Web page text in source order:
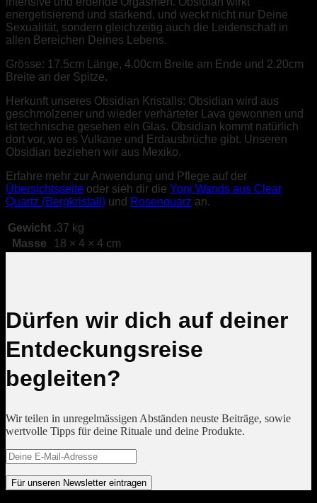
energetisierend und stärkend, und weckt nicht nur Deine
Sexualität, sondern gleichzeitig auch die Leidenschaft in
allen Bereichen Deines Lebens.
Grösse: 17.5cm Länge, 4.00cm Breite am Ende und 2.20cm
Breite an der Spitze.
Herkunft unseres Obsidian Kristalls: Obsidian wird aus
geschmolzener und wieder verhärteter Lava gewonnen und
ist technische gesehen ein Glas. Obsidian kommt natürlich
dort vor, wo es Vulkane und Erdausbrüche gibt. Unseren
Obsidian beziehen wir aus Mexiko.
Erfahre mehr zur Anwendung und Pflege auf der
Übersichtsseite oder sieh dir die Yoni Wands aus Clear
Quartz (Bergkristall) und Rosenquarz an.
Gewicht .37 kg
Masse
18 × 4 × 4 cm
Dürfen wir dich auf deiner
Entdeckungsreise
begleiten?
Wir teilen in unregelmässigen Abständen neuste Beiträge, sowie
wertvolle Tipps für deine Rituale und deine Produkte.